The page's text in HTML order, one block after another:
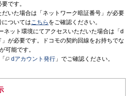
です。
だいた場合は「ネットワーク暗証番号」が必要
ついてはこちら をご確認ください。
ネット環境にてアクセスいただいた場合は「d
が必要です。ドコモの契約回線をお持ちでな
可能です。
dアカウント発行 」でご確認ください。